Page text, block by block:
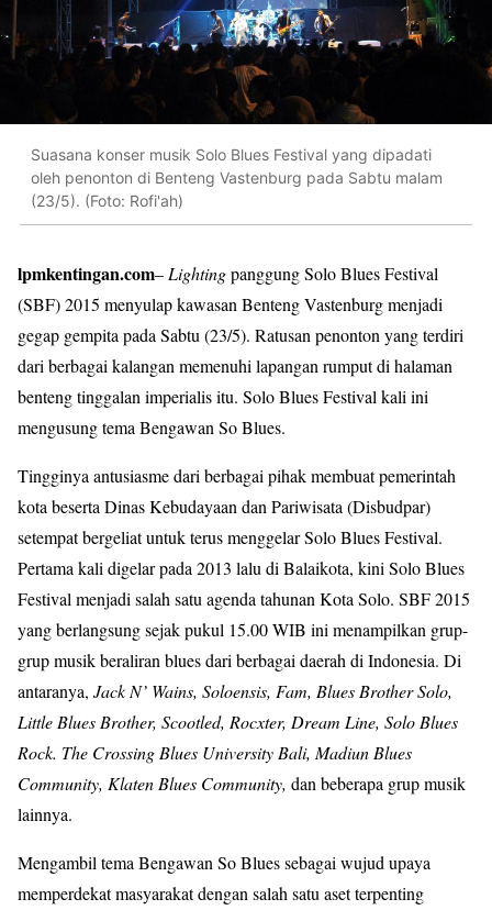
Suasana konser musik Solo Blues Festival yang dipadati
oleh penonton di Benteng Vastenburg pada Sabtu malam
(23/5). (Foto: Rofi'ah)
lpmkentingan.com– Lightingpanggung Solo Blues Festival
(SBF) 2015 menyulap kawasan Benteng Vastenburg menjadi
gegap gempita pada Sabtu (23/5). Ratusan penonton yang terdiri
dari berbagai kalangan memenuhi lapangan rumput di halaman
benteng tinggalan imperialis itu. Solo Blues Festival kali ini
mengusung tema Bengawan So Blues.
Tingginya antusiasme dari berbagai pihak membuat pemerintah
kota beserta Dinas Kebudayaan dan Pariwisata (Disbudpar)
setempat bergeliat untuk terus menggelar Solo Blues Festival.
Pertama kali digelar pada 2013 lalu di Balaikota, kini Solo Blues
Festival menjadi salah satu agenda tahunan Kota Solo. SBF 2015
yang berlangsung sejak pukul 15.00 WIB ini menampilkan grup-
grup musik beraliran blues dari berbagai daerah di Indonesia. Di
antaranya, Jack N’ Wains, Soloensis, Fam, Blues Brother Solo,
Little Blues Brother, Scootled, Rocxter, Dream Line, Solo Blues
Rock. The Crossing Blues University Bali, Madiun Blues
Community, Klaten Blues Community, dan beberapa grup musik
lainnya.
Mengambil tema Bengawan So Blues sebagai wujud upaya
memperdekat masyarakat dengan salah satu aset terpenting